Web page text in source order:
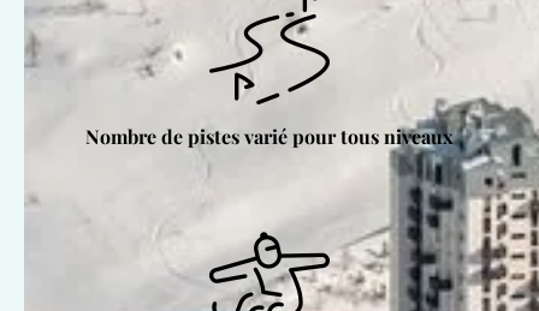
Nombre de pistes varié pour tous niveaux